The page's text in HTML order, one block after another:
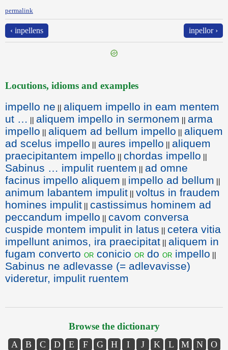
permalink
‹ inpellens inpellor ›
Locutions, idioms and examples
impello ne || aliquem impello in eam mentem
ut … || aliquem impello in sermonem || arma
impello || aliquem ad bellum impello || aliquem
ad scelus impello || aures impello || aliquem
praecipitantem impello || chordas impello ||
Sabinus … impulit ruentem || ad omne
facinus impello aliquem || impello ad bellum ||
animum labantem impulit || voltus in fraudem
homines impulit || castissimus hominem ad
peccandum impello || cavom conversa
cuspide montem impulit in latus || cetera vitia
impellunt animos, ira praecipitat || aliquem in
fugam converto or conicio or do or impello ||
Sabinus ne adlevasse (= adlevavisse)
videretur, impulit ruentem
Browse the dictionary
A B C D E F G H I J K L M N
O